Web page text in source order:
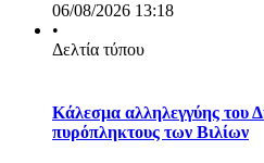
06/08/2026 13:18
•
Δελτία τύπου
Κάλεσμα αλληλεγγύης του
πυρόπληκτους των Βιλίων